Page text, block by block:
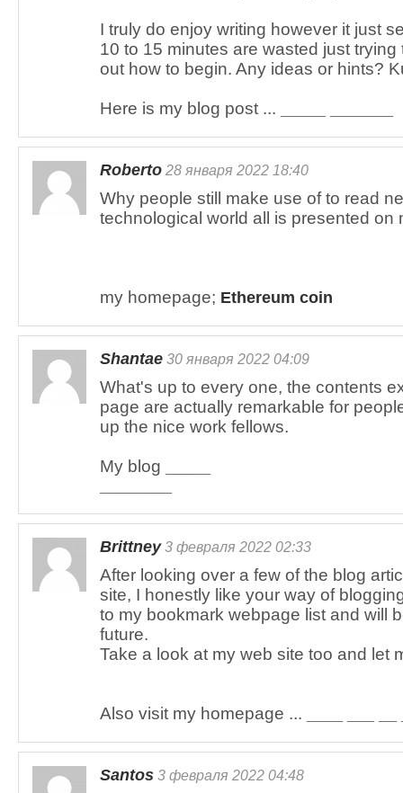
I truly do enjoy writing however it just
10 to 15 minutes are wasted just trying
out how to begin. Any ideas or hints?
Here is my blog post ...
Roberto 28 января 2022 18:40
Why people still make use of to read
technological world all is presented on
my homepage; Ethereum coin
Shantae 30 января 2022 04:09
What's up to every one, the contents
page are actually remarkable for
up the nice work fellows.
My blog
Brittney3 февраля 2022 02:33
After looking over a few of the blog
site, I honestly like your way of
to my bookmark webpage list and will
future.
Take a look at my web site too and let
Also visit my homepage ...
Santos 3 февраля 2022 04:48